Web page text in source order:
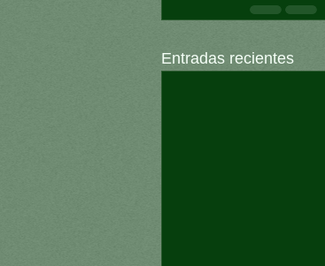
Entradas recientes